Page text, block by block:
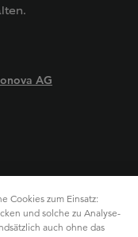
AG
Cookies zum Einsatz:
und solche zu Analyse-
auch ohne das